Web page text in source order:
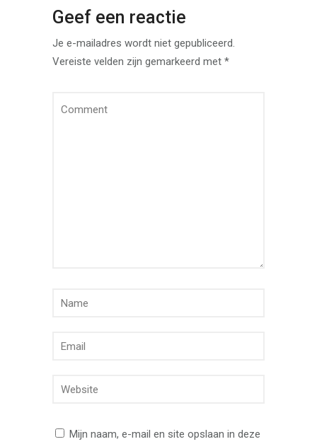
Geef een reactie
Je e-mailadres wordt niet gepubliceerd.
Vereiste velden zijn gemarkeerd met *
Mijn naam, e-mail en site opslaan in deze